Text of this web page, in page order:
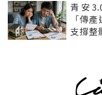
青安
「傳
支撐整